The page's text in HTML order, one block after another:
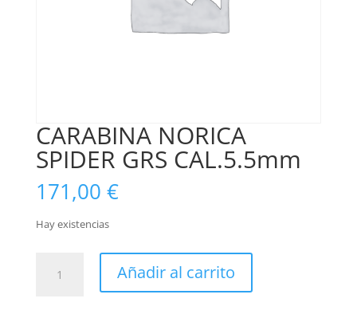
CARABINA NORICA
SPIDER GRS CAL.5.5mm
171,00 €
Hay existencias
NORICA
Añadir al carrito